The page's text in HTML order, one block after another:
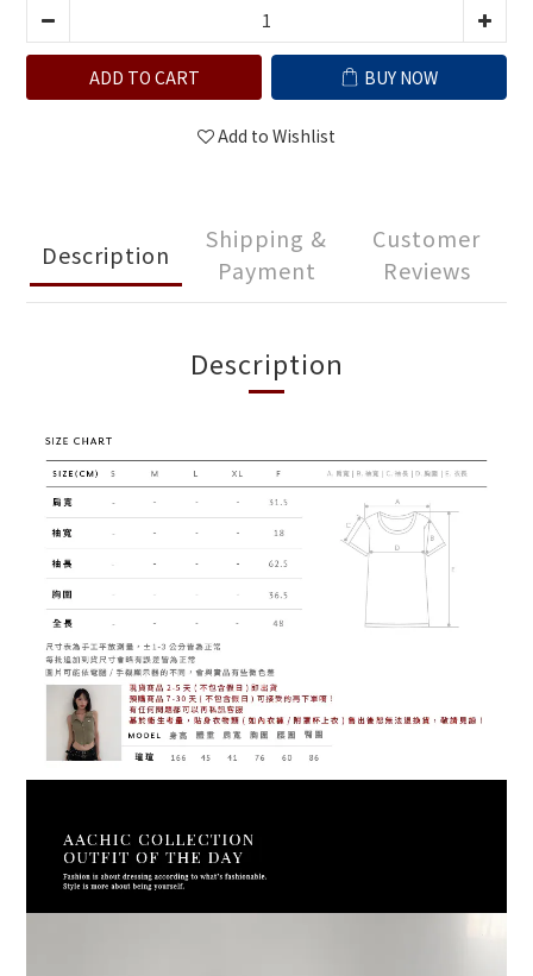
ADD TO CART BUY NOW
Add to Wishlist
Description
Shipping &
Payment
Customer
Reviews
Description